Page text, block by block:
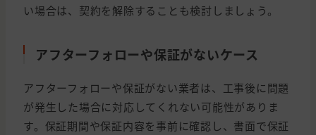
い場合は、契約を解除することも検討しましょう。
アフターフォローや保証がないケース
アフターフォローや保証がない業者は、工事後に問題
が発生した場合に対応してくれない可能性がありま
す。保証期間や保証内容を事前に確認し、書面で保証